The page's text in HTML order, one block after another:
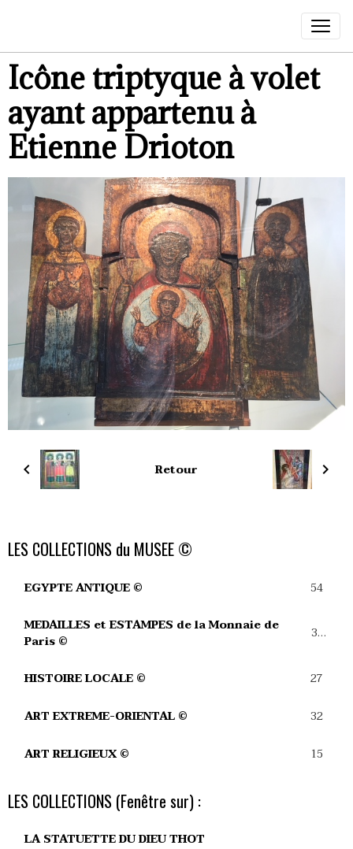
Icône triptyque à volet
ayant appartenu à
Etienne Drioton
Retour
LES COLLECTIONS du MUSEE ©
EGYPTE ANTIQUE © 54
MEDAILLES et ESTAMPES de la Monnaie de
Paris ©
39
HISTOIRE LOCALE © 27
ART EXTREME-ORIENTAL © 32
ART RELIGIEUX © 15
LES COLLECTIONS (Fenêtre sur) :
LA STATUETTE DU DIEU THOT